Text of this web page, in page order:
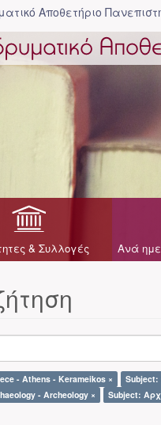
Αποθετήριο
& Συλλογές Ανά
- Athens - Kerameikos × Subject:
- Archeology ×
Subject: